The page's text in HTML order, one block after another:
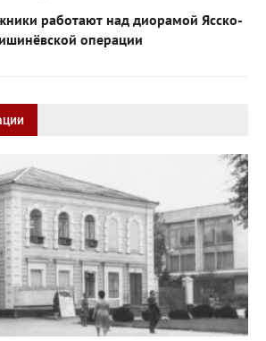
работают над диорамой Ясско-
операции